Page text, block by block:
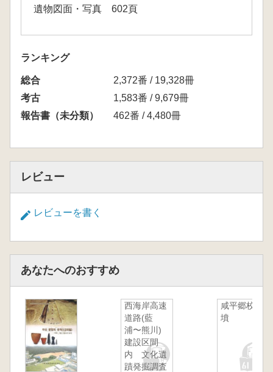
遺物図面・写真 602頁
ランキング
総合
2,372番 / 19,328冊
考古
1,583番 / 9,679冊
報告書（未分類）
462番 / 4,480冊
レビュー
レビューを書く
あなたへのおすすめ
西海岸高速
道路(藍
浦〜熊川)
建設区間
内 文化遺
蹟発掘調査
咸平郷校古
墳